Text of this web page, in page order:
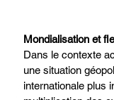
Mondialisation et
Dans le contexte
une situation
internationale plus